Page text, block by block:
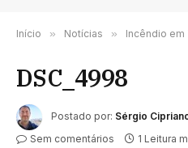
Início » Notícias » Incêndio em
DSC_4998
Postado por: Sérgio
Sem comentários
1 Leitura